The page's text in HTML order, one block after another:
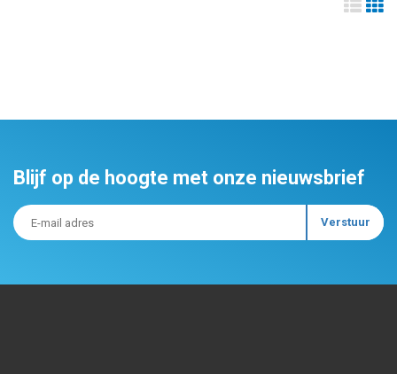
Blijf op de hoogte met onze nieuwsbrief